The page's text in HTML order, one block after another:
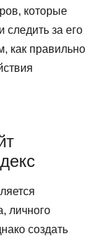
которые
за его
как правильно
личного
создать